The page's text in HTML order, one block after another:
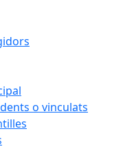
o vinculats